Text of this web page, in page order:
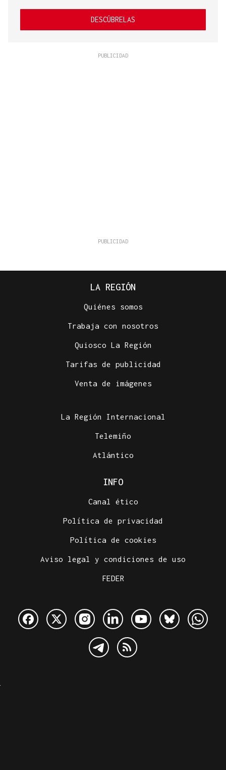
DESCÚBRELAS
LA REGIÓN
Quiénes somos
Trabaja con nosotros
Quiosco La Región
Tarifas de publicidad
Venta de imágenes
La Región Internacional
Telemiño
Atlántico
INFO
Canal ético
Política de privacidad
Política de cookies
Aviso legal y condiciones de uso
FEDER